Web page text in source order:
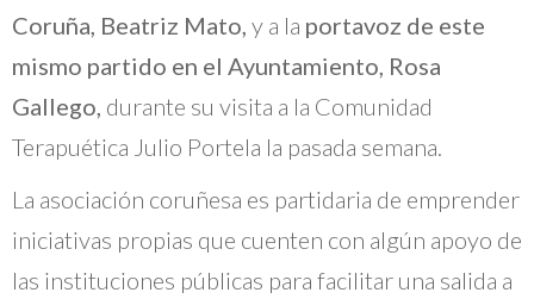
Coruña, Beatriz Mato, y a la portavoz de este
mismo partido en el Ayuntamiento, Rosa
Gallego, durante su visita a la Comunidad
Terapuética Julio Portela la pasada semana.
La asociación coruñesa es partidaria de emprender
iniciativas propias que cuenten con algún apoyo de
las instituciones públicas para facilitar una salida a